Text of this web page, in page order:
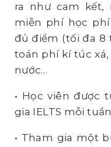
ra như cam kết,
miễn phí học
đủ điểm (tối đa 8
toán phí kí túc xá,
nước…
• Học viên được
gia IELTS mỗi
• Tham gia một